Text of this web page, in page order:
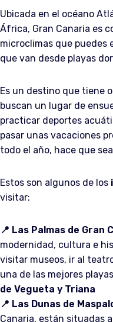
Ubicada en el océano
África, Gran Canaria es
microclimas que puedes
que van desde playas
Es un destino que tiene
buscan un lugar de
practicar deportes
pasar unas vacaciones
todo el año, hace que
Estos son algunos de los
visitar:
📍 Las Palmas de Gran
modernidad, cultura e
visitar museos, ir al
una de las mejores
de Vegueta y Triana
📍 Las Dunas de
Canaria, están situadas